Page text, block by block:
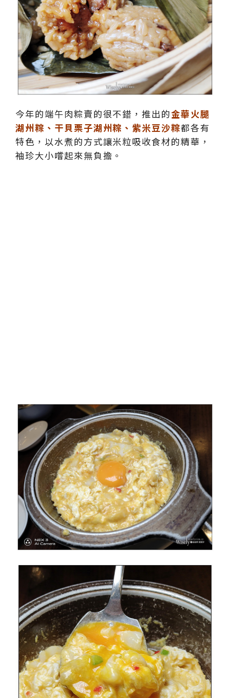
今年的端午肉粽賣的很不錯，推出的金華火腿
湖州粽、干貝栗子湖州粽、紫米豆沙粽都各有
特色，以水煮的方式讓米粒吸收食材的精華，
袖珍大小嚐起來無負擔。